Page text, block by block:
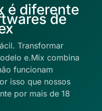
é diferente
de
Transformar
e.Mix combina
funcionam
isso que nossos
por mais de 18